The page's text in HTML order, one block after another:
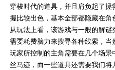
穿梭时代的道具，并且肩负起了
握比较出色，基本全部都隐藏在角
从玩法上看，该游戏与一般的解
需要耗费脑力来搜寻各种线索，
玩家所控制的主角需要在几个场
丝马迹，而一些道具还需要我们